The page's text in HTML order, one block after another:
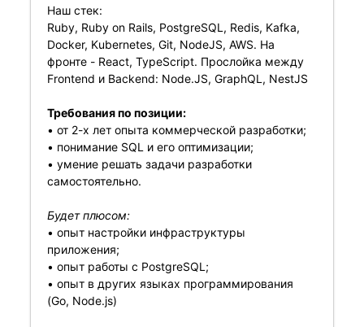
Наш стек:
Ruby, Ruby on Rails, PostgreSQL, Redis, Kafka,
Docker, Kubernetes, Git, NodeJS, AWS. На
фронте - React, TypeScript. Прослойка между
Frontend и Backend: Node.JS, GraphQL, NestJS
Требования по позиции:
• от 2-х лет опыта коммерческой разработки;
• понимание SQL и его оптимизации;
• умение решать задачи разработки
самостоятельно.
Будет плюсом:
• опыт настройки инфраструктуры
приложения;
• опыт работы с PostgreSQL;
• опыт в других языках программирования
(Go, Node.js)